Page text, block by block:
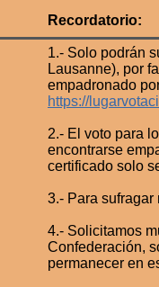
Recordatorio:
1.- Solo podrán
Lausanne), por
empadronado
https://
2.- El voto para
encontrarse
certificado solo
3.- Para
4.- Solicitamos
Confederación,
permanecer en